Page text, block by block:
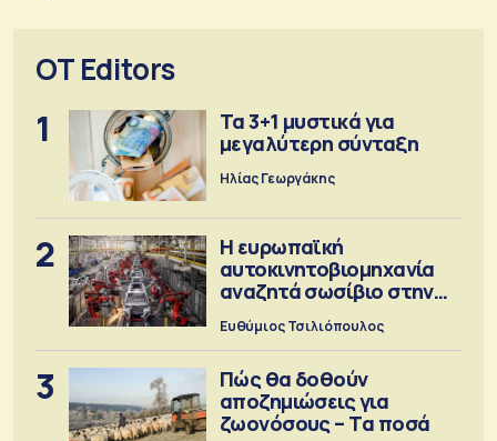
OT Editors
1
Τα 3+1 μυστικά για
μεγαλύτερη σύνταξη
Ηλίας Γεωργάκης
2
Η ευρωπαϊκή
αυτοκινητοβιομηχανία
αναζητά σωσίβιο στην
Κίνα
Ευθύμιος Τσιλιόπουλος
3
Πώς θα δοθούν
αποζημιώσεις για
ζωονόσους – Τα ποσά